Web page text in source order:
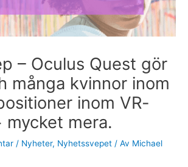
– Oculus Quest gör
många kvinnor inom
inom VR-
mycket mera.
/ Nyheter, Nyhetssvepet / Av Michael